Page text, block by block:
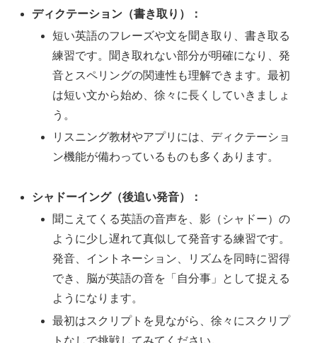
ディクテーション（書き取り）：
短い英語のフレーズや文を聞き取り、書き取る
練習です。聞き取れない部分が明確になり、発
音とスペリングの関連性も理解できます。最初
は短い文から始め、徐々に長くしていきましょ
う。
リスニング教材やアプリには、ディクテーショ
ン機能が備わっているものも多くあります。
シャドーイング（後追い発音）：
聞こえてくる英語の音声を、影（シャドー）の
ように少し遅れて真似して発音する練習です。
発音、イントネーション、リズムを同時に習得
でき、脳が英語の音を「自分事」として捉える
ようになります。
最初はスクリプトを見ながら、徐々にスクリプ
トなしで挑戦してみてください。